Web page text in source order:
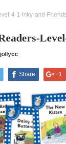
4-1-Inky-and-
jollycc
Share +1